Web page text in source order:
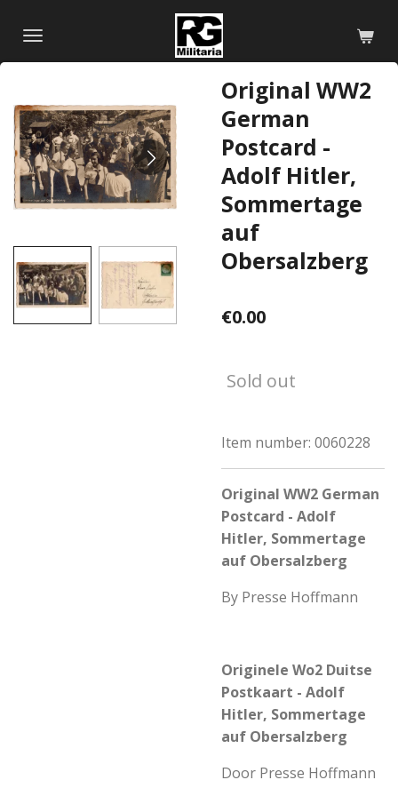
main
Original WW2
German
Postcard -
Adolf Hitler,
Sommertage
auf
Obersalzberg
€0.00
Sold out
Item number: 0060228
Original WW2 German
Postcard - Adolf
Hitler, Sommertage
auf Obersalzberg
By Presse Hoffmann
Originele Wo2 Duitse
Postkaart - Adolf
Hitler, Sommertage
auf Obersalzberg
Door Presse Hoffmann